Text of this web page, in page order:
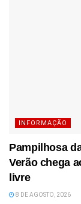
INFORMAÇÃO
Pampilhosa
Verão chega
livre
8 DE AGOSTO, 2026